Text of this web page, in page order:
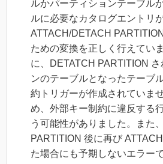
ルかパーティションテーブル
ルに必要なカタログエントリ
ATTACH/DETACH
ための変換を正しく行えてい
に、DETATCH PARTITION
ンのテーブルとなったテーブ
約トリガーが作成されていま
め、外部キー制約に違反する
う可能性がありました。また
PARTITION 後に再び
た場合にも予期しないエラー